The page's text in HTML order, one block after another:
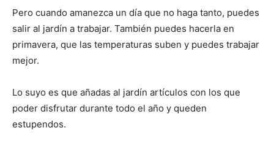
Pero cuando amanezca un día que no haga tanto, puedes
salir al jardín a trabajar. También puedes hacerla en
primavera, que las temperaturas suben y puedes trabajar
mejor.
Lo suyo es que añadas al jardín artículos con los que
poder disfrutar durante todo el año y queden
estupendos.